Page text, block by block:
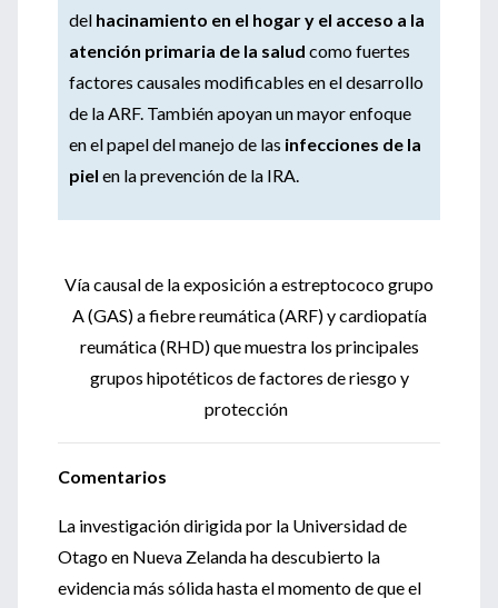
del hacinamiento en el hogar y el acceso a la
atención primaria de la salud como fuertes
factores causales modificables en el desarrollo
de la ARF. También apoyan un mayor enfoque
en el papel del manejo de las infecciones de la
piel en la prevención de la IRA.
Vía causal de la exposición a estreptococo grupo
A (GAS) a fiebre reumática (ARF) y cardiopatía
reumática (RHD) que muestra los principales
grupos hipotéticos de factores de riesgo y
protección
Comentarios
La investigación dirigida por la Universidad de
Otago en Nueva Zelanda ha descubierto la
evidencia más sólida hasta el momento de que el